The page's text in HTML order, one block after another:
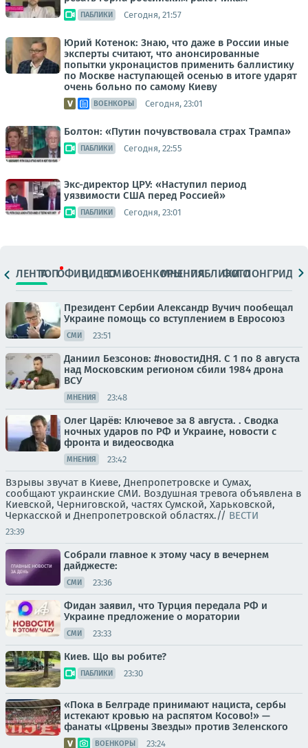
ПАБЛИКИ Сегодня, 21:57
Юрий Котенок: Знаю, что даже в России иные
эксперты считают, что анонсированные
попытки укронацистов применить баллистику
по Москве наступающей осенью в итоге ударят
очень больно по самому Киеву
ВОЕНКОРЫ Сегодня, 23:01
Болтон: «Путин почувствовала страх Трампа»
ПАБЛИКИ Сегодня, 22:55
Экс-директор ЦРУ: «Наступил период
уязвимости США перед Россией»
ПАБЛИКИ Сегодня, 23:01
ЛЕНТАТОПОФИЦ.ВИДЕОСМИВОЕНКОРЫМНЕНИЯПАБЛИКИ
ФОТОЛОНГРИДЫ
Президент Сербии Александр Вучич пообещал
Украине помощь со вступлением в Евросоюз
СМИ 23:51
Даниил Безсонов: #новостиДНЯ. С 1 по 8 августа
над Московским регионом сбили 1984 дрона
ВСУ
МНЕНИЯ 23:48
Олег Царёв: Ключевое за 8 августа. . Сводка
ночных ударов по РФ и Украине, новости с
фронта и видеосводка
МНЕНИЯ 23:42
Взрывы звучат в Киеве, Днепропетровске и Сумах,
сообщают украинские СМИ. Воздушная тревога объявлена в
Киевской, Черниговской, частях Сумской, Харьковской,
Черкасской и Днепропетровской областях.// ВЕСТИ
23:39
Собрали главное к этому часу в вечернем
дайджесте:
СМИ 23:36
Фидан заявил, что Турция передала РФ и
Украине предложение о моратории
СМИ 23:33
Киев. Що вы робите?
ПАБЛИКИ 23:30
«Пока в Белграде принимают нациста, сербы
истекают кровью на распятом Косово!» —
фанаты «Црвены Звезды» против Зеленского
ВОЕНКОРЫ 23:24